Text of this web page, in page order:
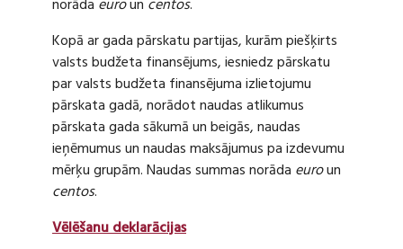
Kopā ar gada pārskatu partijas, kurām piešķirts
valsts budžeta finansējums, iesniedz pārskatu
par valsts budžeta finansējuma izlietojumu
pārskata gadā, norādot naudas atlikumus
pārskata gada sākumā un beigās, naudas
ieņēmumus un naudas maksājumus pa izdevumu
mērķu grupām. Naudas summas norāda euroun
centos.
Vēlēšanu deklarācijas